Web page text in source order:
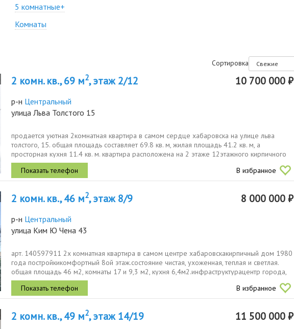
5 комнатные+
Комнаты
Сортировка
2 комн. кв., 69 м2, этаж 2/12 10 700 000 ₽
р-н Центральный
улица Льва Толстого 15
продается уютная 2комнатная квартира в самом сердце хабаровска на улице льва
толстого, 15. общая площадь составляет 69.8 кв. м, жилая площадь 41.2 кв. м, а
просторная кухня 11.4 кв. м. квартира расположена на 2 этаже 12этажного кирпичного
дома 1996...
В избранное
2 комн. кв., 46 м2, этаж 8/9 8 000 000 ₽
р-н Центральный
улица Ким Ю Чена 43
арт. 140597911 2х комнатная квартира в самом центре хабаровскакирпичный дом 1980
года постройкикомфортный 8ой этаж.состояние чистая, ухоженная, теплая и светлая.
общая площадь 46 м2, комнаты 17 и 9,3 м2, кухня 6,4м2.инфраструктурацентр города,
до...
В избранное
2 комн. кв., 49 м2, этаж 14/19 11 500 000 ₽